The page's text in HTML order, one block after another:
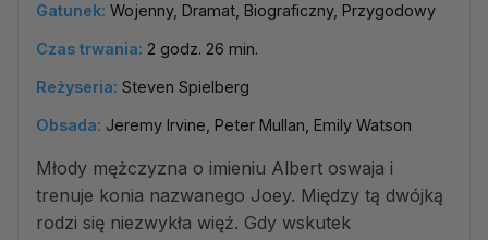
Gatunek: Wojenny, Dramat, Biograficzny, Przygodowy
Czas trwania: 2 godz. 26 min.
Reżyseria: Steven Spielberg
Obsada: Jeremy Irvine, Peter Mullan, Emily Watson
Młody mężczyzna o imieniu Albert oswaja i
trenuje konia nazwanego Joey. Między tą dwójką
rodzi się niezwykła więź. Gdy wskutek